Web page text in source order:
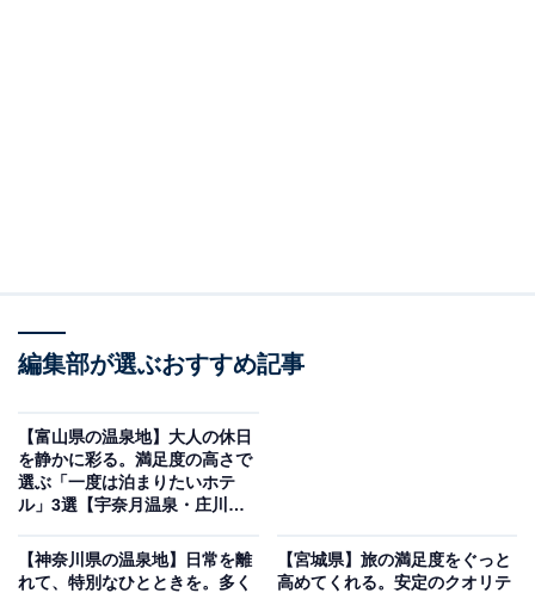
宿 三木屋」公式Webサイトより）
編集部が選ぶおすすめ記事
【富山県の温泉地】大人の休日
を静かに彩る。満足度の高さで
選ぶ「一度は泊まりたいホテ
ル」3選【宇奈月温泉・庄川温
【神奈川県の温泉地】日常を離
れて、特別なひとときを。多く
【宮城県】旅の満足度をぐっと
高めてくれる。安定のクオリテ